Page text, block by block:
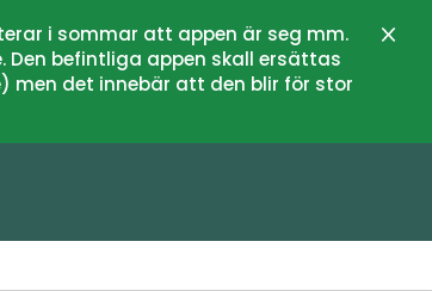
i sommar att appen är seg mm.
befintliga appen skall ersättas
men det innebär att den blir för stor